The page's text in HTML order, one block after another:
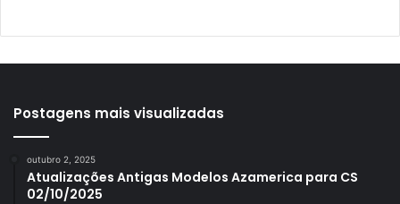
Azamerica S1005
Azamerica S1006 Plus
Postagens mais visualizadas
outubro 2, 2025
Atualizações Antigas Modelos Azamerica para CS
02/10/2025